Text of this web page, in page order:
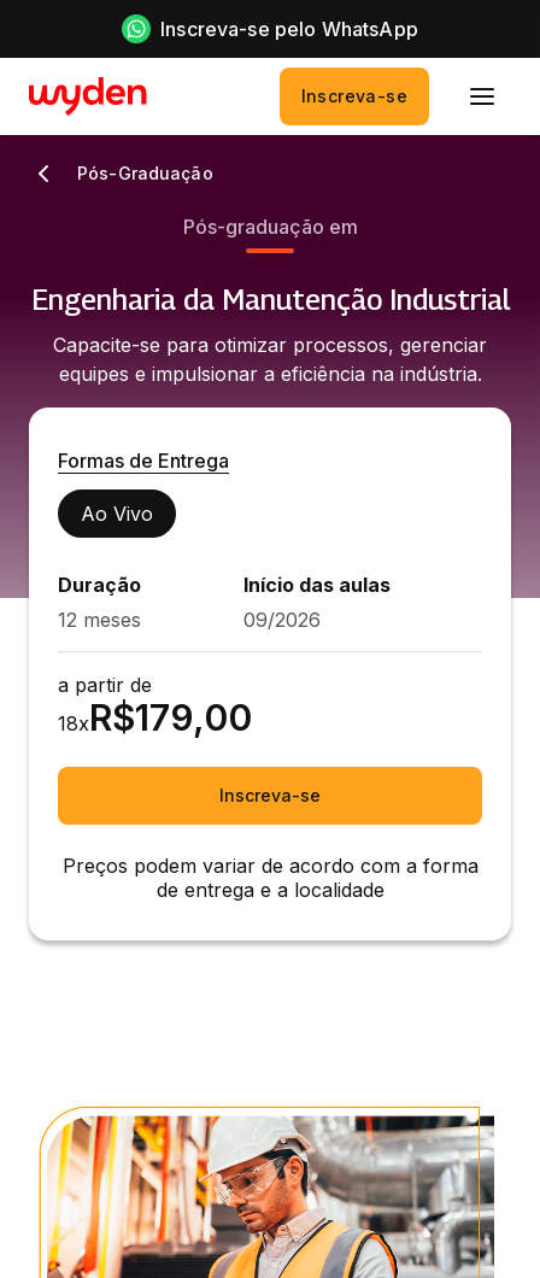
Inscreva-se pelo WhatsApp
Inscreva-se
Pós-Graduação
Pós-graduação em
Engenharia da Manutenção Industrial
Capacite-se para otimizar processos, gerenciar
equipes e impulsionar a eficiência na indústria.
Formas de Entrega
Ao Vivo
Duração
12 meses
Início das aulas
09/2026
a partir de
18xR$179,00
Inscreva-se
Preços podem variar de acordo com a forma
de entrega e a localidade